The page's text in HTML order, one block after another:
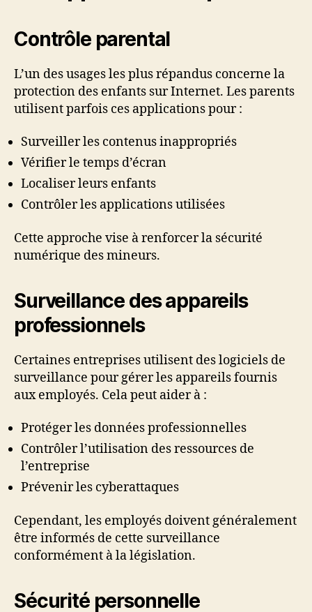
Contrôle parental
L’un des usages les plus répandus concerne la
protection des enfants sur Internet. Les parents
utilisent parfois ces applications pour :
Surveiller les contenus inappropriés
Vérifier le temps d’écran
Localiser leurs enfants
Contrôler les applications utilisées
Cette approche vise à renforcer la sécurité
numérique des mineurs.
Surveillance des appareils
professionnels
Certaines entreprises utilisent des logiciels de
surveillance pour gérer les appareils fournis
aux employés. Cela peut aider à :
Protéger les données professionnelles
Contrôler l’utilisation des ressources de
l’entreprise
Prévenir les cyberattaques
Cependant, les employés doivent généralement
être informés de cette surveillance
conformément à la législation.
Sécurité personnelle